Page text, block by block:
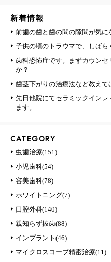
新着情報
前歯の歯と歯の間の隙間が気に
子供の頃のトラウマで、しばら
歯科恐怖症です。まずカウン
か？
歯茎下がりの治療法など教えて
先日他院にてセラミックイン
ます。
CATEGORY
虫歯治療(151)
小児歯科(54)
審美歯科(78)
ホワイトニング(7)
口腔外科(140)
親知らず抜歯(88)
インプラント(46)
マイクロスコープ精密治療(11)